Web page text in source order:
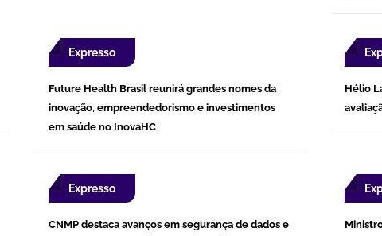
Expresso
Future Health Brasil reunirá grandes nomes da
inovação, empreendedorismo e investimentos
em saúde no InovaHC
Hélio
Expresso
CNMP destaca avanços em segurança de dados e